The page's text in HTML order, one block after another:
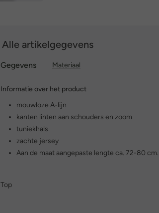
Alle artikelgegevens
Gegevens Materiaal
Informatie over het product
mouwloze A-lijn
kanten linten aan schouders en zoom
tuniekhals
zachte jersey
Aan de maat aangepaste lengte ca. 72-80 cm.
Top